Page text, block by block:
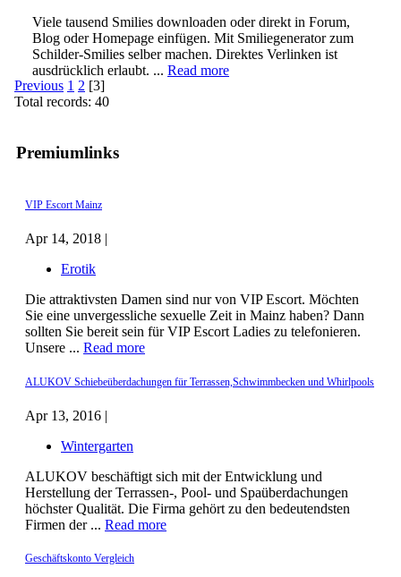
Premiumlinks
VIP Escort Mainz
Apr 14, 2018 |
Erotik
Die attraktivsten Damen sind nur von VIP Escort. Möchten
Sie eine unvergessliche sexuelle Zeit in Mainz haben? Dann
sollten Sie bereit sein für VIP Escort Ladies zu telefonieren.
Unsere ... Read more
ALUKOV Schiebeüberdachungen für Terrassen,Schwimmbecken und Whirlpools
Apr 13, 2016 |
Wintergarten
ALUKOV beschäftigt sich mit der Entwicklung und
Herstellung der Terrassen-, Pool- und Spaüberdachungen
höchster Qualität. Die Firma gehört zu den bedeutendsten
Firmen der ... Read more
Geschäftskonto Vergleich
Viele tausend Smilies downloaden oder direkt in Forum,
Blog oder Homepage einfügen. Mit Smiliegenerator zum
Schilder-Smilies selber machen. Direktes Verlinken ist
ausdrücklich erlaubt. ... Read more
Previous 1 2 [3]
Total records: 40